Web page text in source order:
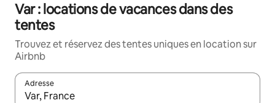
Var : locations de vacances dans des
tentes
Trouvez et réservez des tentes uniques en location sur
Airbnb
Adresse
Lorsque les résultats s'affichent, utilisez les flèches vers le